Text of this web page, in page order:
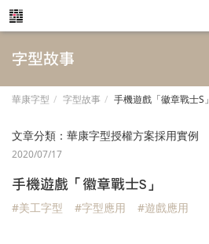
字型故事
華康字型 字型故事 手機遊戲「徽章戰士S」
文章分類： 華康字型授權方案採用實例
2020/07/17
手機遊戲「徽章戰士S」
#美工字型 #字型應用 #遊戲應用